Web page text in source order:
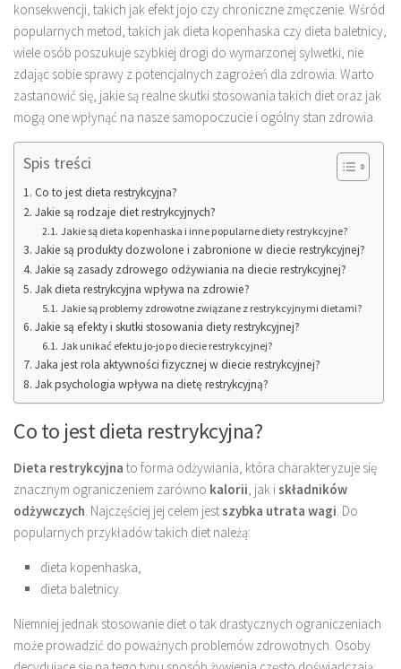
konsekwencji, takich jak efekt jojo czy chroniczne zmęczenie. Wśród
popularnych metod, takich jak dieta kopenhaska czy dieta baletnicy,
wiele osób poszukuje szybkiej drogi do wymarzonej sylwetki, nie
zdając sobie sprawy z potencjalnych zagrożeń dla zdrowia. Warto
zastanowić się, jakie są realne skutki stosowania takich diet oraz jak
mogą one wpłynąć na nasze samopoczucie i ogólny stan zdrowia.
Spis treści
Co to jest dieta restrykcyjna?
Jakie są rodzaje diet restrykcyjnych?
Jakie są dieta kopenhaska i inne popularne diety restrykcyjne?
Jakie są produkty dozwolone i zabronione w diecie restrykcyjnej?
Jakie są zasady zdrowego odżywiania na diecie restrykcyjnej?
Jak dieta restrykcyjna wpływa na zdrowie?
Jakie są problemy zdrowotne związane z restrykcyjnymi dietami?
Jakie są efekty i skutki stosowania diety restrykcyjnej?
Jak unikać efektu jo-jo po diecie restrykcyjnej?
Jaka jest rola aktywności fizycznej w diecie restrykcyjnej?
Jak psychologia wpływa na dietę restrykcyjną?
Co to jest dieta restrykcyjna?
Dieta restrykcyjna to forma odżywiania, która charakteryzuje się
znacznym ograniczeniem zarówno kalorii, jak iskładników
odżywczych. Najczęściej jej celem jestszybka utrata wagi. Do
popularnych przykładów takich diet należą:
dieta kopenhaska,
dieta baletnicy.
Niemniej jednak stosowanie diet o tak drastycznych ograniczeniach
może prowadzić do poważnych problemów zdrowotnych. Osoby